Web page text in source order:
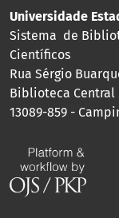
Universidade
Sistema de
Científicos
Rua Sérgio
Biblioteca Central
13089-859 -